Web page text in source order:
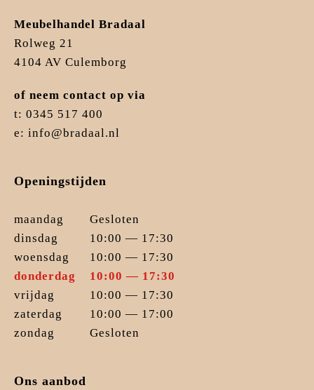
Meubelhandel Bradaal
Rolweg 21
4104 AV Culemborg
of neem contact op via
t: 0345 517 400
e: info@bradaal.nl
Openingstijden
maandag
Gesloten
dinsdag
10:00 — 17:30
woensdag
10:00 — 17:30
donderdag
10:00 — 17:30
vrijdag
10:00 — 17:30
zaterdag
10:00 — 17:00
zondag
Gesloten
Ons aanbod